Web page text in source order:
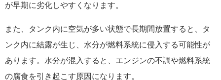
が早期に劣化しやすくなります。
また、タンク内に空気が多い状態で長期間放置すると、タ
ンク内に結露が生じ、水分が燃料系統に侵入する可能性が
あります。水分が混入すると、エンジンの不調や燃料系統
の腐食を引き起こす原因になります。